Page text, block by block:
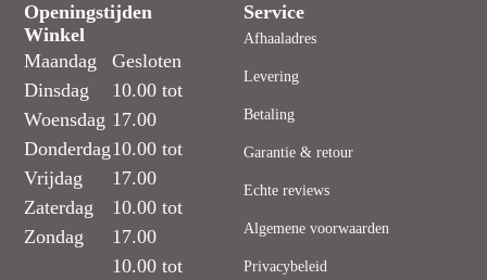
Openingstijden
Winkel
Maandag
Dinsdag
Woensdag
Donderdag
Vrijdag
Zaterdag
Zondag
Gesloten
10.00 tot
17.00
10.00 tot
17.00
10.00 tot
17.00
10.00 tot
Service
Afhaaladres
Levering
Betaling
Garantie & retour
Echte reviews
Algemene voorwaarden
Privacybeleid